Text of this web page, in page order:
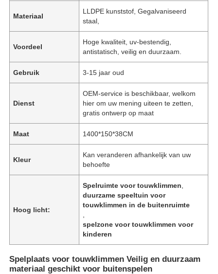
Materiaal
LLDPE kunststof, Gegalvaniseerd
staal,
Voordeel
Hoge kwaliteit, uv-bestendig,
antistatisch, veilig en duurzaam.
Gebruik 3-15 jaar oud
Dienst
OEM-service is beschikbaar, welkom
hier om uw mening uiteen te zetten,
gratis ontwerp op maat
Maat 1400*150*38CM
Kleur
Kan veranderen afhankelijk van uw
behoefte
Hoog licht:
Spelruimte voor touwklimmen
duurzame speeltuin voor
touwklimmen in de buitenruimte
spelzone voor touwklimmen voor
kinderen
Spelplaats voor touwklimmen Veilig en duurzaam
materiaal geschikt voor buitenspelen